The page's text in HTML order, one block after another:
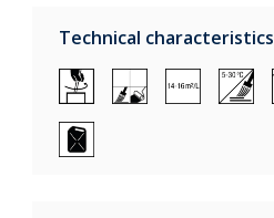
Technical characteristics